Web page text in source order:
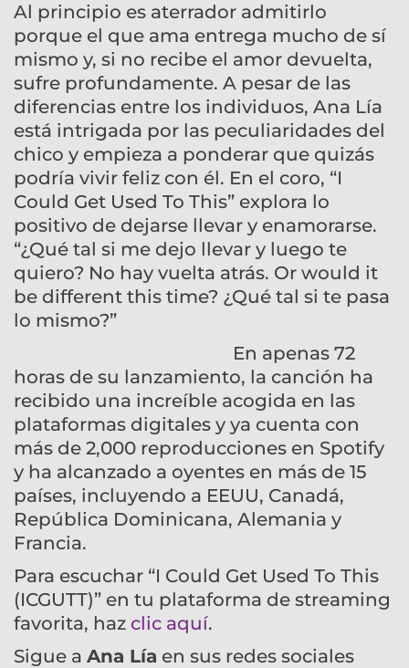
Al principio es aterrador admitirlo
porque el que ama entrega mucho de sí
mismo y, si no recibe el amor devuelta,
sufre profundamente. A pesar de las
diferencias entre los individuos, Ana Lía
está intrigada por las peculiaridades del
chico y empieza a ponderar que quizás
podría vivir feliz con él. En el coro, “I
Could Get Used To This” explora lo
positivo de dejarse llevar y enamorarse.
“¿Qué tal si me dejo llevar y luego te
quiero? No hay vuelta atrás. Or would it
be different this time? ¿Qué tal si te pasa
lo mismo?”
En apenas 72
horas de su lanzamiento, la canción ha
recibido una increíble acogida en las
plataformas digitales y ya cuenta con
más de 2,000 reproducciones en Spotify
y ha alcanzado a oyentes en más de 15
países, incluyendo a EEUU, Canadá,
República Dominicana, Alemania y
Francia.
Para escuchar “I Could Get Used To This
(ICGUTT)” en tu plataforma de streaming
favorita, haz clic aquí.
Sigue a Ana Lía en sus redes sociales